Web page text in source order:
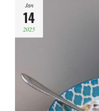
Jan
14
2025